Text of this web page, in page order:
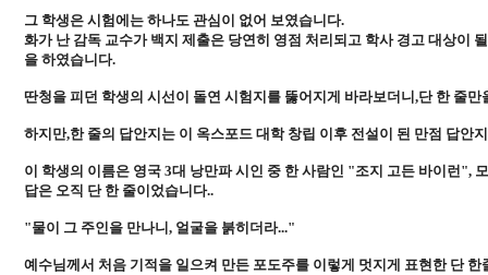
그 학생은 시험에는 하나도 관심이 없어 보였습니다.
화가 난 감독 교수가 백지 제출은 당연히 영점 처리되고 학사 경고 대상이
을 하였습니다.
딴청을 피던 학생의 시선이 돌연 시험지를 뚫어지게 바라보더니,단 한 줄
하지만,한 줄의 답안지는 이 옥스포드 대학 창립 이후 전설이 된 만점 답안
이 학생의 이름은 영국 3대 낭만파 시인 중 한 사람인 "조지 고든 바이런",
답은 오직 단 한 줄이었습니다..
"물이 그 주인을 만나니, 얼굴을 붉히더라..."
예수님께서 처음 기적을 일으켜 만든 포도주를 이렇게 멋지게 표현한 단